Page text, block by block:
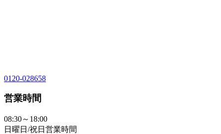
0120-028658
営業時間
08:30～18:00
日曜日/祝日営業時間